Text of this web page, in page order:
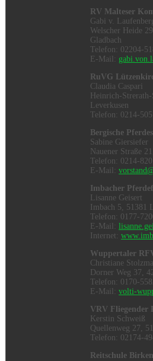
RV Malteser
Gabi v.
Welscher Heide
Gladbach
Telefon: 02204-
E-Mail:
RuVG
Claudia Caspari
Heinrich-
Leverkusen
Telefon: 0214-
Bergische
Sabine Giersiefer
Nauener Straße
Telefon: 0214-
E-Mail:
Imbacher
Lisanne Geisert
Imbach 5, 51381
Telefon: 0177-
E-Mail:
Internet:
Wuppertaler
Christiane
Dorner Weg 37,
Telefon: 0170-
E-Mail:volti-
VRV Fliegender
Kerstin Schweiß
Quellenweg 27,
Telefon: 02174-
Reitschule